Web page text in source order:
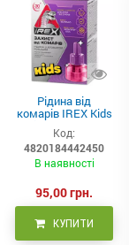
Рідина від
комарів IREX Kids
д/дітей (30 ночей),
20мл
Код:
4820184442450
В наявності
95,00 грн.
КУПИТИ